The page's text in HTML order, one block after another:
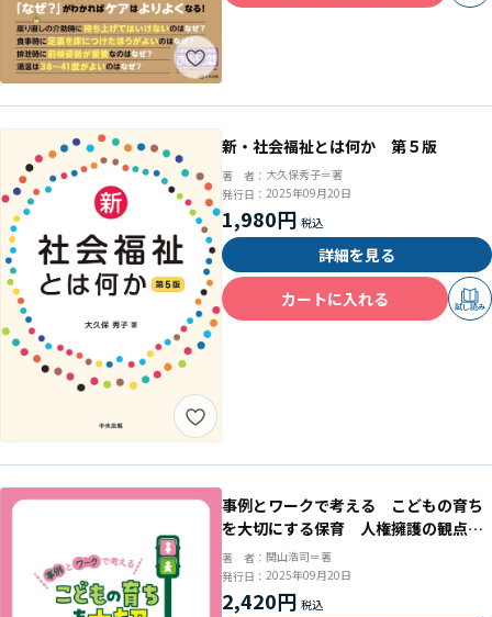
新・社会福祉とは何か 第５版
著 者： 大久保秀子＝著
発行日： 2025年09月20日
1,980円
詳細を見る
カートに入れる
試し読み
事例とワークで考える こどもの育ち
を大切にする保育 人権擁護の観点か
ら望ましい保育を実現する園づくり
著 者： 関山浩司＝著
発行日： 2025年09月20日
2,420円